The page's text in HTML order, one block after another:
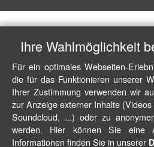
Ihre Wahlmöglichkeit
Für ein optimales Webseiten-
die für das Funktionieren unserer
Ihrer Zustimmung verwenden wir
zur Anzeige externer Inhalte
Soundcloud, ...) oder zu
werden. Hier können Sie eine
Informationen finden Sie in unserer